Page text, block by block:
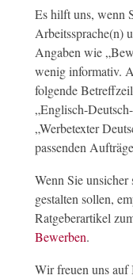
Es hilft uns, wenn
Arbeitssprache(n)
Angaben wie
wenig informativ.
folgende
„Englisch-
„Werbetexter
passenden
Wenn Sie
gestalten sollen,
Ratgeberartikel
Bewerben.
Wir freuen uns auf